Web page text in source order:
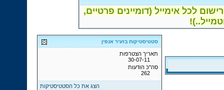
לכל אימייל (דומיינים פרטיים,
סטטיסטיקות בזעיר אנפין
תאריך הצטרפות
30-07-11
סה"כ הודעות
262
הצג את כל הסטטיסטיקות